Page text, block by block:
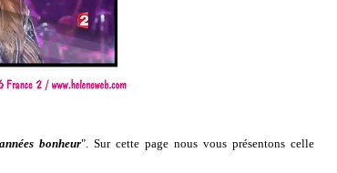
bonheur". Sur cette page nous vous présentons celle